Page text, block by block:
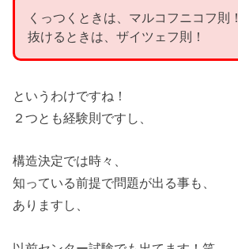
くっつくときは、マルコフニコフ則！
抜けるときは、ザイツェフ則！
というわけですね！
２つとも経験則ですし、
構造決定では時々、
知っている前提で問題が出る事も、
ありますし、